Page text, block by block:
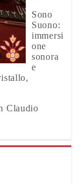
Sono
Suono:
immersi
one
sonora
e
Claudio